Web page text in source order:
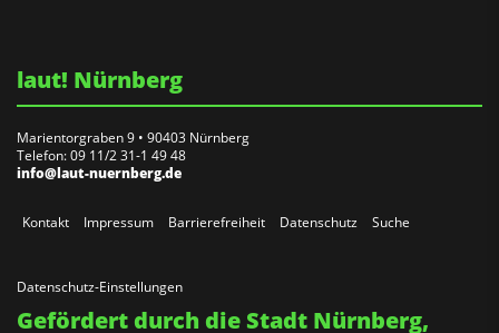
laut! Nürnberg
Marientorgraben 9 • 90403 Nürnberg
Telefon: 09 11/2 31-1 49 48
info@laut-nuernberg.de
Kontakt Impressum Barrierefreiheit Datenschutz Suche
Datenschutz-Einstellungen
Gefördert durch die Stadt Nürnberg,